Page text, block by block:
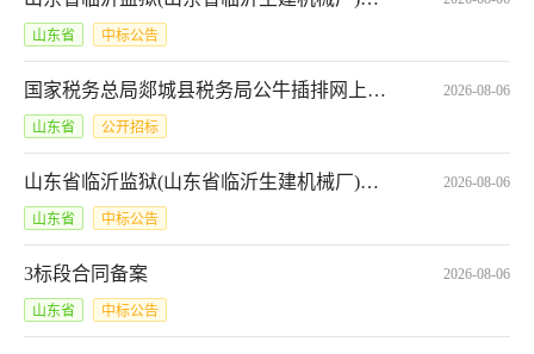
山东省 中标公告
国家税务总局郯城县税务局公牛插排网上商城电子反拍项目采购公告*SCFP-3713222026131961702 2026-08-06
山东省 公开招标
山东省临沂监狱(山东省临沂生建机械厂)服务器直接选定结果公告 2026-08-06
山东省 中标公告
3标段合同备案 2026-08-06
山东省 中标公告